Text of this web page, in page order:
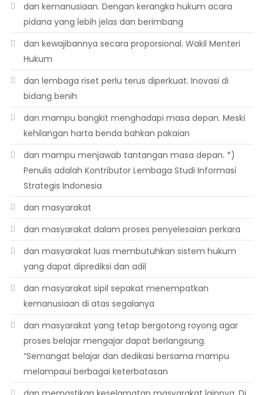
dan kemanusiaan. Dengan kerangka hukum acara
pidana yang lebih jelas dan berimbang
dan kewajibannya secara proporsional. Wakil Menteri
Hukum
dan lembaga riset perlu terus diperkuat. Inovasi di
bidang benih
dan mampu bangkit menghadapi masa depan. Meski
kehilangan harta benda bahkan pakaian
dan mampu menjawab tantangan masa depan. *)
Penulis adalah Kontributor Lembaga Studi Informasi
Strategis Indonesia
dan masyarakat
dan masyarakat dalam proses penyelesaian perkara
dan masyarakat luas membutuhkan sistem hukum
yang dapat diprediksi dan adil
dan masyarakat sipil sepakat menempatkan
kemanusiaan di atas segalanya
dan masyarakat yang tetap bergotong royong agar
proses belajar mengajar dapat berlangsung.
“Semangat belajar dan dedikasi bersama mampu
melampaui berbagai keterbatasan